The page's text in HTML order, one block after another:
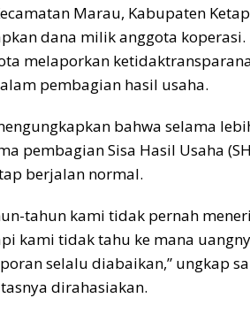
Marau, Kabupaten
dana milik anggota
melaporkan
pembagian hasil usaha.
bahwa selama
pembagian Sisa Hasil Usaha
berjalan normal.
tahun kami tidak pernah
kami tidak tahu ke mana
selalu diabaikan,” ungkap
dirahasiakan.